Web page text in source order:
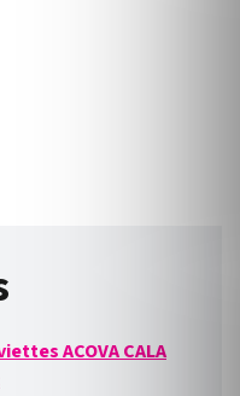
ACOVA CALA